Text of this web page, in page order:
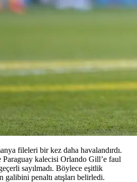
fileleri bir kez daha havalandırdı.
kalecisi Orlando Gill’e faul
sayılmadı. Böylece eşitlik
galibini penaltı atışları belirledi.